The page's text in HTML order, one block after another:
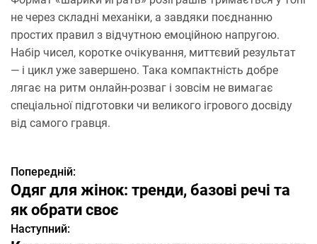
не через складні механіки, а завдяки поєднанню
простих правил з відчутною емоційною напругою.
Набір чисел, коротке очікування, миттєвий результат
— і цикл уже завершено. Така компактність добре
лягає на ритм онлайн-розваг і зовсім не вимагає
спеціальної підготовки чи великого ігрового досвіду
від самого гравця.
Н
а
в
Попередній:
Одяг для жінок: тренди, базові речі та
як обрати своє
Наступний: